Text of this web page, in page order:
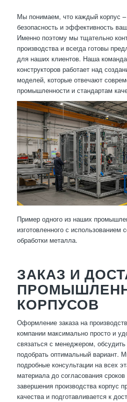
Мы понимаем, что каждый корпус –
безопасность и эффективность
Именно поэтому мы тщательно
производства и всегда готовы
для наших клиентов. Наша
конструкторов работает над
моделей, которые отвечают
промышленности и стандартам
Пример одного из наших
изготовленного с использованием
обработки металла.
ЗАКАЗ И
КОРПУСОВ
Оформление заказа на
компании максимально просто и
связаться с менеджером,
подобрать оптимальный вариант.
подробные консультации на всех
материала до согласования
завершения производства корпус
качества и подготавливается к